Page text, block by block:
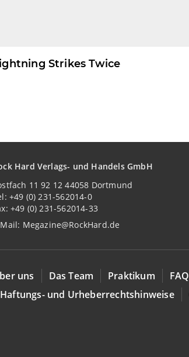
Strikes Twice
Hard Verlags- und Handels GmbH
11 92 12 44058 Dortmund
+49 (0) 231-562014-0
+49 (0) 231-562014-33
Megazine@RockHard.de
uns Das Team Praktikum FAQ
Haftungs- und Urheberrechtshinweise